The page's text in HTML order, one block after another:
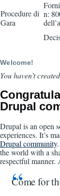
Procedure di
Gara
n:
Welcome!
You haven’t
Drupal
Drupal is an open
experiences. It’s
Drupal community
the world with a
respectful manner.
Come for